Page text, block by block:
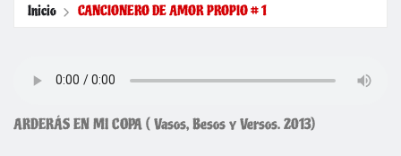
Inicio CANCIONERO DE AMOR PROPIO # 1
ARDERÁS EN MI COPA ( Vasos, Besos y Versos. 2013)